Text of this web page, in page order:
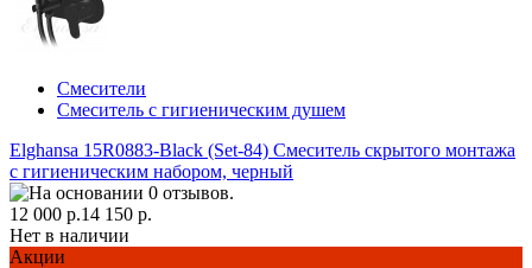
Смесители
Смеситель с гигиеническим душем
Elghansa 15R0883-Black (Set-84) Смеситель скрытого монтажа
с гигиеническим набором, черный
12 000 р.14 150 р.
Нет в наличии
Акции